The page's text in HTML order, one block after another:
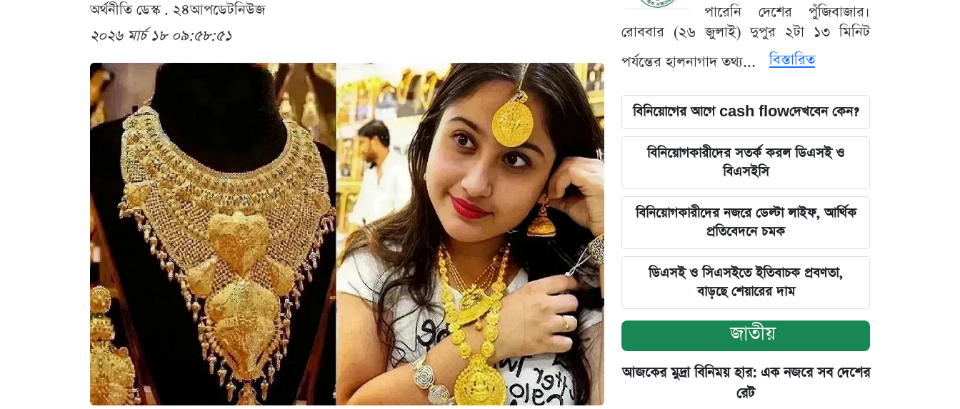
অর্থনীতি ডেস্ক . ২৪আপডেটনিউজ
২০২৬ মার্চ ১৮ ০৯:৫৮:৫১
পারেনি দেশের পুঁজিবাজার।
রোববার (২৬ জুলাই) দুপুর ২টা ১৩ মিনিট
পর্যন্তের হালনাগাদ তথ্য...
বিস্তারিত
বিনিয়োগের আগে cash flowদেখবেন কেন?
বিনিয়োগকারীদের সতর্ক করল ডিএসই ও
বিএসইসি
বিনিয়োগকারীদের নজরে ডেল্টা লাইফ, আর্থিক
প্রতিবেদনে চমক
ডিএসই ও সিএসইতে ইতিবাচক প্রবণতা,
বাড়ছে শেয়ারের দাম
জাতীয়
আজকের মুদ্রা বিনিময় হার: এক নজরে সব দেশের
রেট